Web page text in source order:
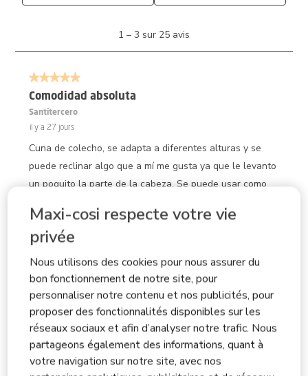
Maxi-cosi respecte votre vie
privée
Nous utilisons des cookies pour nous assurer du
bon fonctionnement de notre site, pour
personnaliser notre contenu et nos publicités, pour
proposer des fonctionnalités disponibles sur les
réseaux sociaux et afin d’analyser notre trafic. Nous
partageons également des informations, quant à
votre navigation sur notre site, avec nos
3
avis.
1 – 3 sur 25 avis
5 sur 5 étoiles.
Comodidad absoluta
Santitercero
il y a 27 jours
Cuna de colecho, se adapta a diferentes alturas y se
puede reclinar algo que a mí me gusta ya que le levanto
un poquito la parte de la cabeza. Se puede usar como
uno de los laterales y fijarla a la cama. Los laterales son
de tela transpirable por lo que hay muy buen flujo de
aire. Tienes un altura mínima de cama por lo que si es
baja tú cama .. yo no la compraría. Viene con colchón
ligero y se le ve super cómodo y lo mejor duradero,
puedes comprar las sabanas de la misma marca, sabana
bajera solo A la hora transportarla la metes en un
maletín y pesa relativamente poco ya que por el peso
que tiene es muy robusta y sobre todo fácil de montar y